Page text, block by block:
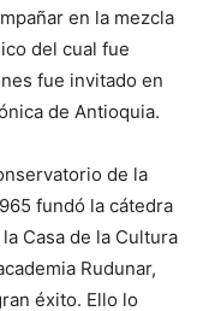
en la mezcla
del cual fue
fue invitado en
de Antioquia.
de la
fundó la cátedra
Casa de la Cultura
Rudunar,
éxito. Ello lo